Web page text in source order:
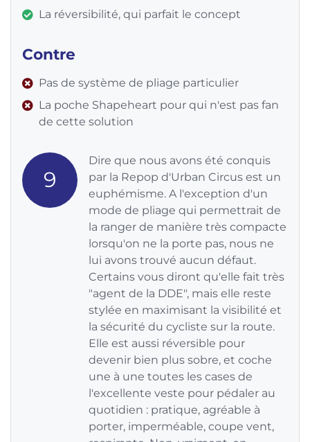
La réversibilité, qui parfait le concept
Contre
Pas de système de pliage particulier
La poche Shapeheart pour qui n'est pas fan
de cette solution
9
Dire que nous avons été conquis
par la Repop d'Urban Circus est un
euphémisme. A l'exception d'un
mode de pliage qui permettrait de
la ranger de manière très compacte
lorsqu'on ne la porte pas, nous ne
lui avons trouvé aucun défaut.
Certains vous diront qu'elle fait très
"agent de la DDE", mais elle reste
stylée en maximisant la visibilité et
la sécurité du cycliste sur la route.
Elle est aussi réversible pour
devenir bien plus sobre, et coche
une à une toutes les cases de
l'excellente veste pour pédaler au
quotidien : pratique, agréable à
porter, imperméable, coupe vent,